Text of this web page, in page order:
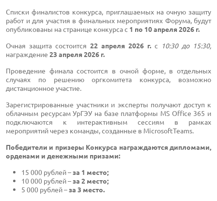
Списки финалистов конкурса, приглашаемых на очную защиту
работ и для участия в финальных мероприятиях Форума, будут
опубликованы на странице конкурса c 1 по 10 апреля 2026 г.
Очная защита состоится 22 апреля 2026 г. с
10:30 до 15:30,
награждение 23 апреля 2026 г.
Проведение финала состоится в очной форме, в отдельных
случаях по решению оргкомитета конкурса, возможно
дистанционное участие.
Зарегистрированные участники и эксперты получают доступ к
облачным ресурсам УрГЭУ на базе платформы MS Office 365 и
подключаются к интерактивным сессиям в рамках
мероприятий через команды, созданные в MicrosoftTeams.
Победители и призеры Конкурса награждаются дипломами,
орденами и денежными призами:
15 000 рублей –за 1 место;
10 000 рублей –за 2 место;
5 000 рублей –за 3 место.